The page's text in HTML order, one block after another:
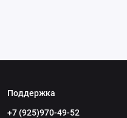
Поддержка
+7 (925)970-49-52